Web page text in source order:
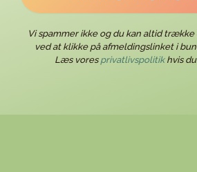
Vi spammer ikke og du kan altid
ved at klikke på afmeldingslinket i
Læs vores privatlivspolitikhvis